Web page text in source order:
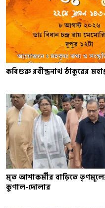
কবিগুরু রবীন্দ্রনাথ ঠাকুরের
মৃত আশাকর্মীর বাড়িতে
কুণাল-দোলার